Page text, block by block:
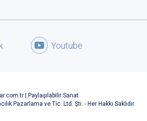
Youtube
| Paylaşılabilir Sanat
Pazarlama ve Tic. Ltd. Şti. - Her Hakkı Saklıdır.